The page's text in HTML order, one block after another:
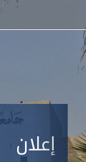
Quick
jump
to
page
content
Navigation
Main
إعلان
Next